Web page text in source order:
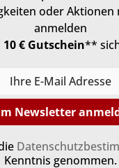
oder Aktionen
anmelden
10 € Gutschein**
Newsletter
Kenntnis genommen.